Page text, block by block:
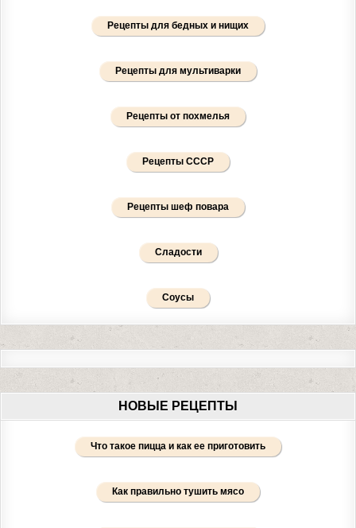
Рецепты для бедных и нищих
Рецепты для мультиварки
Рецепты от похмелья
Рецепты СССР
Рецепты шеф повара
Сладости
Соусы
НОВЫЕ РЕЦЕПТЫ
Что такое пицца и как ее приготовить
Как правильно тушить мясо